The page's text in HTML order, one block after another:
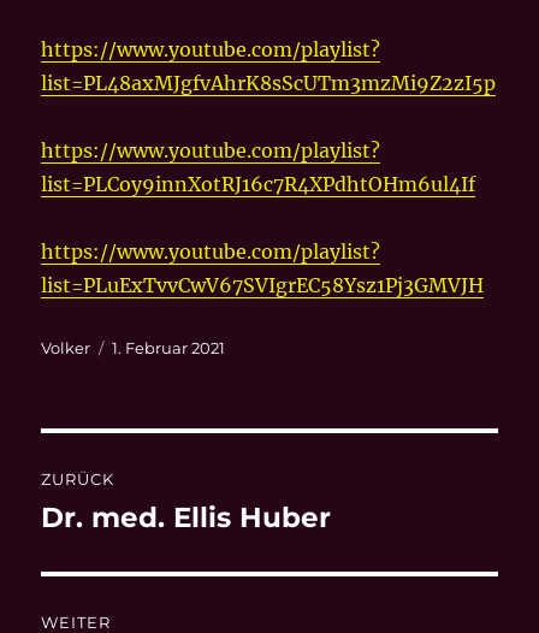
https://www.youtube.com/playlist?
list=PL48axMJgfvAhrK8sScUTm3mzMi9Z2zI5p
https://www.youtube.com/playlist?
list=PLCoy9innXotRJ16c7R4XPdhtOHm6ul4If
https://www.youtube.com/playlist?
list=PLuExTvvCwV67SVIgrEC58Ysz1Pj3GMVJH
Autor
Volker
Veröffentlicht
1. Februar 2021
ZURÜCK
Vorheriger
Dr. med. Ellis Huber
WEITER